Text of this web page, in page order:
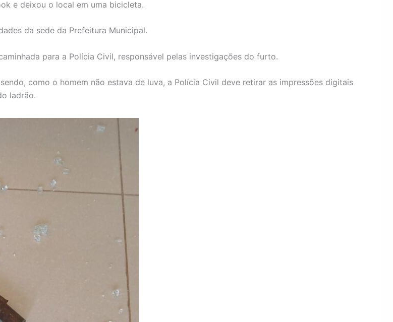
e deixou o local em uma bicicleta.
da sede da Prefeitura Municipal.
para a Polícia Civil, responsável pelas investigações do furto.
como o homem não estava de luva, a Polícia Civil deve retirar as impressões digitais
ladrão.